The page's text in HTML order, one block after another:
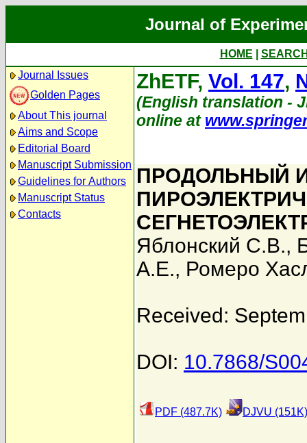
Journal of
HOME
Journal Issues
Golden Pages
About This journal
Aims and Scope
Editorial Board
Manuscript Submission
Guidelines for Authors
Manuscript Status
Contacts
ZhETF, Vol. 147,
(English translation -
online at
ПРОДОЛЬНЫЙ
Яблонский С.В.,
А.Е., Ромеро
Received:
DOI: 10.7868/
PDF (487.7K) DJVU (151K)